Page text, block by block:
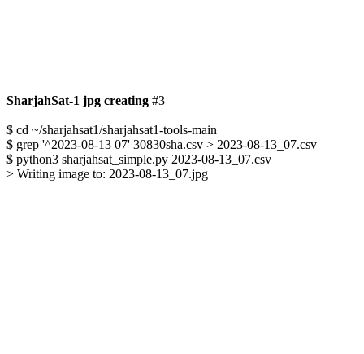
SharjahSat-1 jpg creating #3
$ cd ~/sharjahsat1/sharjahsat1-tools-main
$ grep '^2023-08-13 07' 30830sha.csv > 2023-08-13_07.csv
$ python3 sharjahsat_simple.py 2023-08-13_07.csv
> Writing image to: 2023-08-13_07.jpg